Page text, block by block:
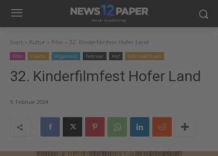
Start Kultur Film 32. Kinderfilmfest Hofer Land
Film Events Allgemein Februar Hof Informationen
32. Kinderfilmfest Hofer Land
9. Februar 2024